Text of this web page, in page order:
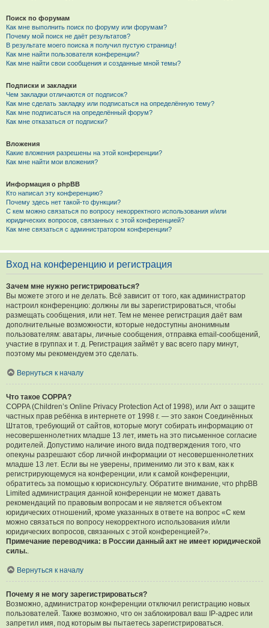
Поиск по форумам
Как мне выполнить поиск по форуму или форумам?
Почему мой поиск не даёт результатов?
В результате моего поиска я получил пустую страницу!
Как мне найти пользователя конференции?
Как мне найти свои сообщения и созданные мной темы?
Подписки и закладки
Чем закладки отличаются от подписок?
Как мне сделать закладку или подписаться на определённую тему?
Как мне подписаться на определённый форум?
Как мне отказаться от подписки?
Вложения
Какие вложения разрешены на этой конференции?
Как мне найти мои вложения?
Информация о phpBB
Кто написал эту конференцию?
Почему здесь нет такой-то функции?
С кем можно связаться по вопросу некорректного использования и/или
юридических вопросов, связанных с этой конференцией?
Как мне связаться с администратором конференции?
Вход на конференцию и регистрация
Зачем мне нужно регистрироваться?
Вы можете этого и не делать. Всё зависит от того, как администратор
настроил конференцию: должны ли вы зарегистрироваться, чтобы
размещать сообщения, или нет. Тем не менее регистрация даёт вам
дополнительные возможности, которые недоступны анонимным
пользователям: аватары, личные сообщения, отправка email-сообщений,
участие в группах и т. д. Регистрация займёт у вас всего пару минут,
поэтому мы рекомендуем это сделать.
Вернуться к началу
Что такое COPPA?
COPPA (Children’s Online Privacy Protection Act of 1998), или Акт о защите
частных прав ребёнка в интернете от 1998 г. — это закон Соединённых
Штатов, требующий от сайтов, которые могут собирать информацию от
несовершеннолетних младше 13 лет, иметь на это письменное согласие
родителей. Допустимо наличие иного вида подтверждения того, что
опекуны разрешают сбор личной информации от несовершеннолетних
младше 13 лет. Если вы не уверены, применимо ли это к вам, как к
регистрирующемуся на конференции, или к самой конференции,
обратитесь за помощью к юрисконсульту. Обратите внимание, что phpBB
Limited администрация данной конференции не может давать
рекомендаций по правовым вопросам и не является объектом
юридических отношений, кроме указанных в ответе на вопрос «С кем
можно связаться по вопросу некорректного использования и/или
юридических вопросов, связанных с этой конференцией?».
Примечание переводчика: в России данный акт не имеет юридической
силы..
Вернуться к началу
Почему я не могу зарегистрироваться?
Возможно, администратор конференции отключил регистрацию новых
пользователей. Также возможно, что он заблокировал ваш IP-адрес или
запретил имя, под которым вы пытаетесь зарегистрироваться.